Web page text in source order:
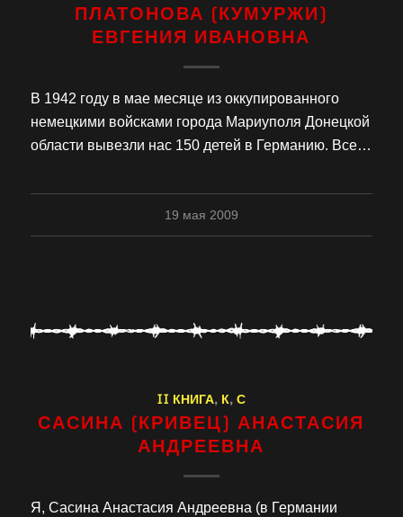
ПЛАТОНОВА (КУМУРЖИ)
ЕВГЕНИЯ ИВАНОВНА
В 1942 году в мае месяце из оккупированного
немецкими войсками города Мариуполя Донецкой
области вывезли нас 150 детей в Германию. Все…
19 мая 2009
II КНИГА, К,С
САСИНА (КРИВЕЦ) АНАСТАСИЯ
АНДРЕЕВНА
Я, Сасина Анастасия Андреевна (в Германии